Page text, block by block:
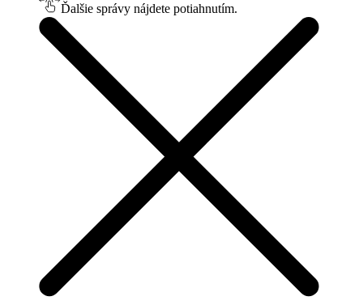
Ďalšie správy nájdete potiahnutím.